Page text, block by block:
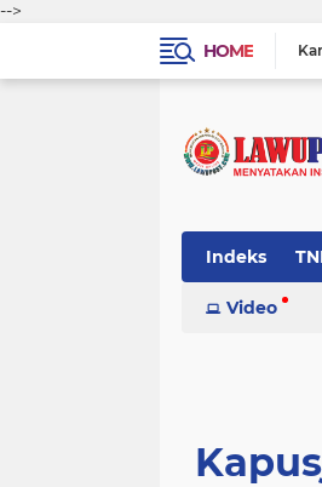
-->
HOME
Indeks
Video